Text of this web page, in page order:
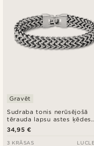
Sudraba tonis nerūsējošā
tērauda lapsu astes ķēdes
rokassprādze
Gravēt
34,95 €
3 KRĀSAS